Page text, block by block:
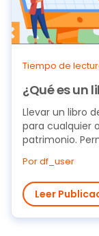
Tiempo de
¿Qué es un
Llevar un libro
para cualquier
patrimonio.
Por df_user
Leer